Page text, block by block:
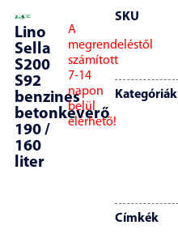
Lino
Sella
S200
S92
benzines
betonkeverő
190 /
160
liter
A
megrendeléstől
számított
7-14
napon
belül
elérhető!
SKU
Kategóriák
Címkék